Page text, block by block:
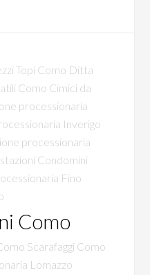
Topi Como Ditta
Como Cimici da
processionaria
Inverigo
processionaria
Condomini
Fino
Como
Scarafaggi Como
Lomazzo